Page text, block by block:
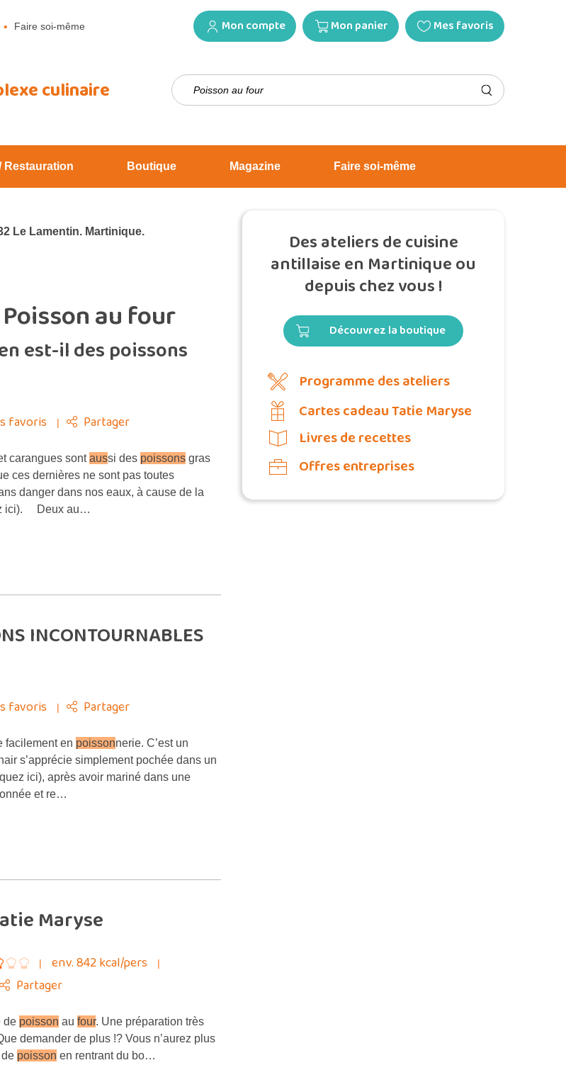
Faire soi-même Mon compte Mon panier Mes favoris
culinaire Rechercher :
Restauration Boutique Magazine Faire soi-même
Le Lamentin. Martinique.
Poisson au four
est-il des poissons
favoris Partager
carangues sontaussi des poissons gras
ces dernières ne sont pas toutes
danger dans nos eaux, à cause de la
ici). Deux au…
INCONTOURNABLES
favoris Partager
facilement en poissonnerie. C’est un
s’apprécie simplement pochée dans un
ici), après avoir mariné dans une
et re…
Maryse
env. 842 kcal/pers
Partager
de poisson au four. Une préparation très
demander de plus !? Vous n’aurez plus
poisson en rentrant du bo…
Des ateliers de cuisine
antillaise en Martinique ou
depuis chez vous !
Découvrez la boutique
Programme des ateliers
Cartes cadeau Tatie Maryse
Livres de recettes
Offres entreprises